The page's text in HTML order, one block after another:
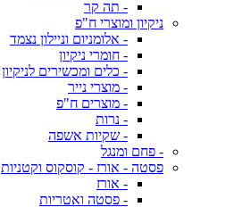
- תה קר
ניקיון ומוצרי ח"פ
- אלומניום וניילון נצמד
- חומרי ניקיון
- כלים ומכשירים לניקיון
- מוצרי נייר
- מוצרים ח"פ
- נרות
- שקיות אשפה
- פחם ומנגל
פסטה - אורז - קוסקוס וקטניות
- אורז
- פסטה ואטריות